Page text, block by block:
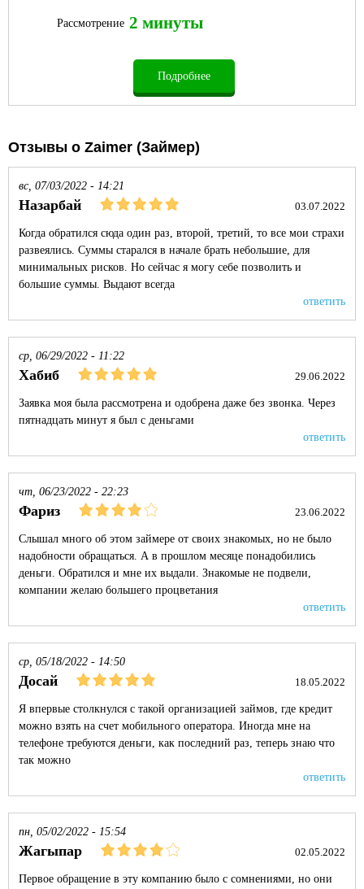
Рассмотрение 2 минуты
Подробнее
Отзывы о Zaimer (Займер)
вс, 07/03/2022 - 14:21
Назарбай 03.07.2022
Когда обратился сюда один раз, второй, третий, то все мои страхи
развеялись. Суммы старался в начале брать небольшие, для
минимальных рисков. Но сейчас я могу себе позволить и
большие суммы. Выдают всегда
ответить
ср, 06/29/2022 - 11:22
Хабиб 29.06.2022
Заявка моя была рассмотрена и одобрена даже без звонка. Через
пятнадцать минут я был с деньгами
ответить
чт, 06/23/2022 - 22:23
Фариз 23.06.2022
Слышал много об этом займере от своих знакомых, но не было
надобности обращаться. А в прошлом месяце понадобились
деньги. Обратился и мне их выдали. Знакомые не подвели,
компании желаю большего процветания
ответить
ср, 05/18/2022 - 14:50
Досай 18.05.2022
Я впервые столкнулся с такой организацией займов, где кредит
можно взять на счет мобильного оператора. Иногда мне на
телефоне требуются деньги, как последний раз, теперь знаю что
так можно
ответить
пн, 05/02/2022 - 15:54
Жагыпар 02.05.2022
Первое обращение в эту компанию было с сомнениями, но они